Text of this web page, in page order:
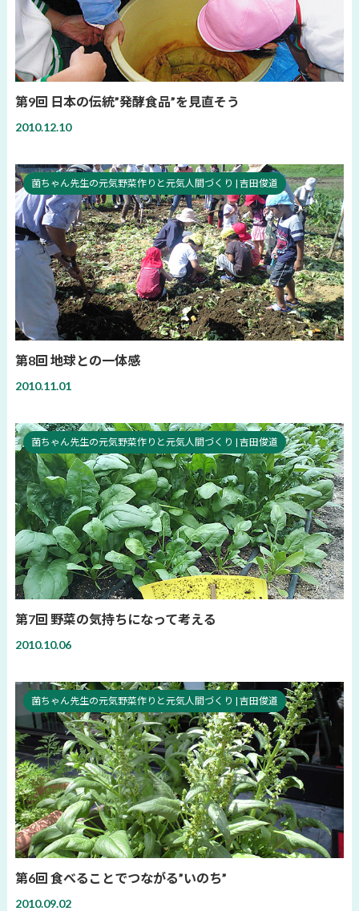
第9回 日本の伝統”発酵食品”を見直そう
2010.12.10
菌ちゃん先生の元気野菜作りと元気人間づくり | 吉田俊道
第8回 地球との一体感
2010.11.01
菌ちゃん先生の元気野菜作りと元気人間づくり | 吉田俊道
第7回 野菜の気持ちになって考える
2010.10.06
菌ちゃん先生の元気野菜作りと元気人間づくり | 吉田俊道
第6回 食べることでつながる”いのち”
2010.09.02